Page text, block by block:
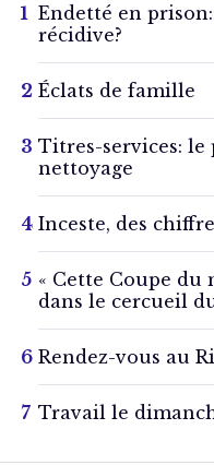
Endetté en
récidive?
Éclats de famille
Titres-services:
nettoyage
Inceste, des
« Cette Coupe du
dans le cercueil
Rendez-vous au
Travail le